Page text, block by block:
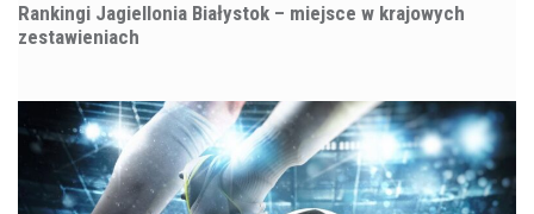
Rankingi Jagiellonia Białystok – miejsce w krajowych
zestawieniach